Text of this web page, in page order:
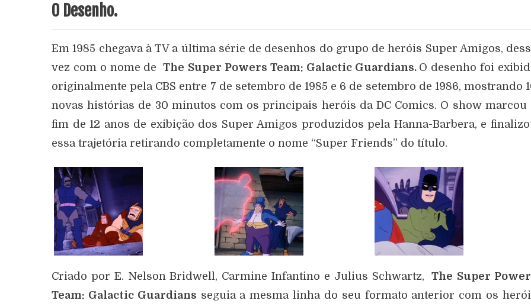
O Desenho.
Em 1985 chegava à TV a última série de desenhos do grupo de heróis Super Amigos,
vez com o nome de The Super Powers Team: Galactic Guardians. O desenho foi
originalmente pela CBS entre 7 de setembro de 1985 e 6 de setembro de 1986, mostrando
novas histórias de 30 minutos com os principais heróis da DC Comics. O show marcou
fim de 12 anos de exibição dos Super Amigos produzidos pela Hanna-Barbera, e
essa trajetória retirando completamente o nome “Super Friends” do título.
Criado por E. Nelson Bridwell, Carmine Infantino e Julius Schwartz, The Super
Team: Galactic Guardians seguia a mesma linha do seu formato anterior com os